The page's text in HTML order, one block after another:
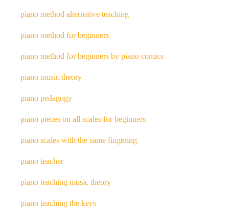
piano method alternative teaching
piano method for beginners
piano method for beginners by piano comics
piano music theory
piano pedagogy
piano pieces on all scales for beginners
piano scales with the same fingering
piano teacher
piano teaching music theory
piano teaching the keys